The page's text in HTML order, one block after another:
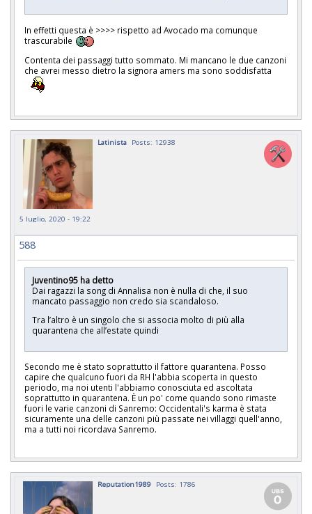
In effetti questa è >>>> rispetto ad Avocado ma comunque
trascurabile
Contenta dei passaggi tutto sommato. Mi mancano le due canzoni
che avrei messo dietro la signora amers ma sono soddisfatta
Latinista Posts: 12938
5 luglio, 2020 - 19:22
588
Juventino95 ha detto
Dai ragazzi la song di Annalisa non è nulla di che, il suo
mancato passaggio non credo sia scandaloso.
Tra l’altro è un singolo che si associa molto di più alla
quarantena che all’estate quindi
Secondo me è stato soprattutto il fattore quarantena. Posso
capire che qualcuno fuori da RH l'abbia scoperta in questo
periodo, ma noi utenti l'abbiamo conosciuta ed ascoltata
soprattutto in quarantena. È un po' come quando sono rimaste
fuori le varie canzoni di Sanremo: Occidentali's karma è stata
sicuramente una delle canzoni più passate nei villaggi quell'anno,
ma a tutti noi ricordava Sanremo.
Reputation1989 Posts: 1786